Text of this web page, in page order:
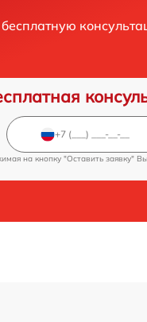
на кнопку "Оставить заявку"